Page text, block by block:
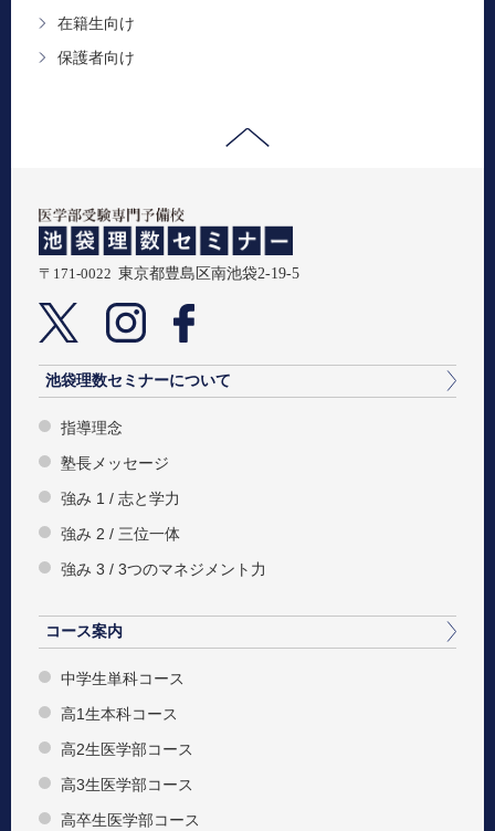
在籍生向け
保護者向け
〒171-0022 東京都豊島区南池袋2-19-5
池袋理数セミナーについて
指導理念
塾長メッセージ
強み 1 / 志と学力
強み 2 / 三位一体
強み 3 / 3つのマネジメント力
コース案内
中学生単科コース
高1生本科コース
高2生医学部コース
高3生医学部コース
高卒生医学部コース